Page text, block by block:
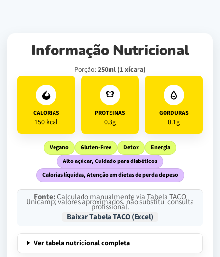
Informação Nutricional
Porção:250ml (1 xícara)
CALORIAS
150 kcal
PROTEINAS
0.3g
GORDURAS
0.1g
Vegano Gluten-Free Detox
Energia
Alto açúcar, Cuidado para diabéticos
Calorias líquidas, Atenção em dietas de perda de peso
Fonte:Calculado manualmente via Tabela TACO
Unicamp; valores aproximados, não substitui consulta
profissional.
Baixar Tabela TACO (Excel)
Ver tabela nutricional completa